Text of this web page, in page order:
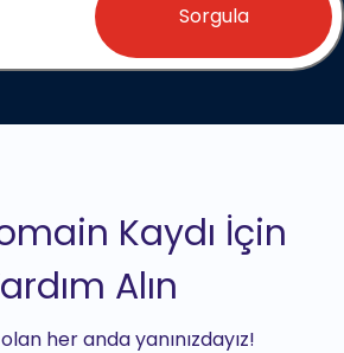
Sorgula
Kaydı İçin
Alın
her anda yanınızdayız!